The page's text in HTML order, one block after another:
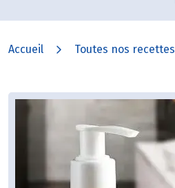
Accueil Toutes nos recettes